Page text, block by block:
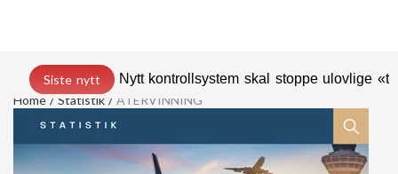
Siste nytt
Nytt kontrollsystem skal stoppe ulovlige
Home
Statistik ÅTERVINNING